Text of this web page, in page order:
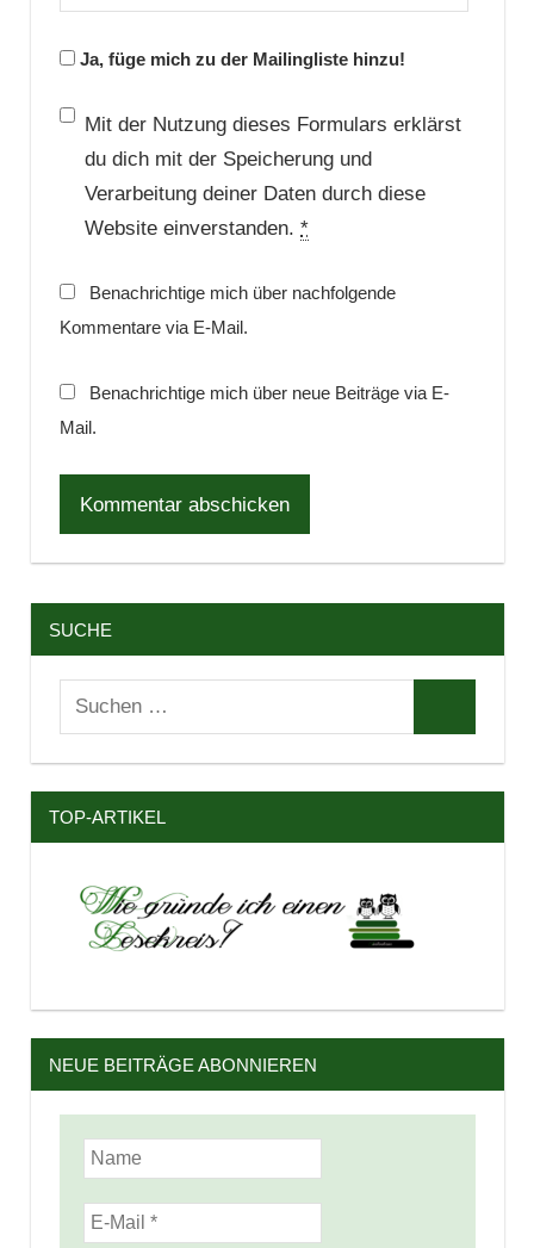
Ja, füge mich zu der Mailingliste hinzu!
Mit der Nutzung dieses Formulars erklärst
du dich mit der Speicherung und
Verarbeitung deiner Daten durch diese
Website einverstanden. *
Benachrichtige mich über nachfolgende
Kommentare via E-Mail.
Benachrichtige mich über neue Beiträge via E-
Mail.
SUCHE
Suchen
TOP-ARTIKEL
NEUE BEITRÄGE ABONNIEREN